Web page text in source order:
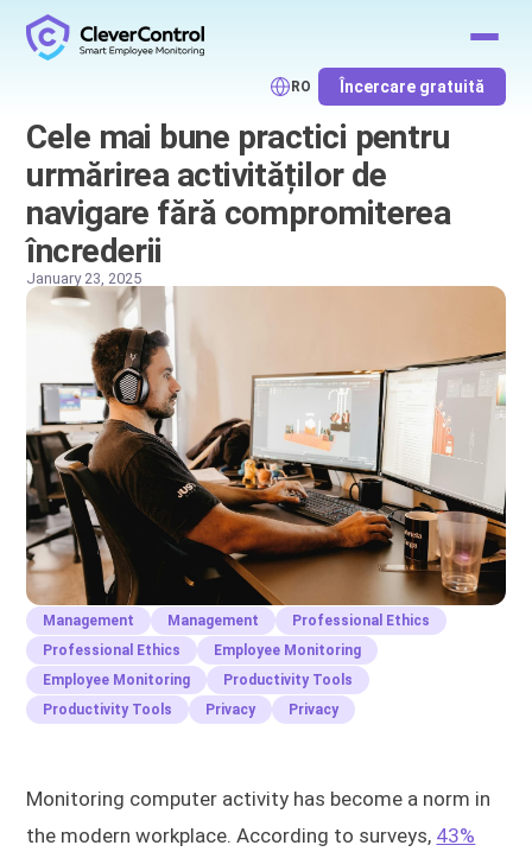
RO Încercare gratuită
Cele mai bune practici pentru
urmărirea activităților de
navigare fără compromiterea
încrederii
January 23, 2025
Management Management
Professional Ethics
Professional Ethics
Employee Monitoring
Employee Monitoring
Productivity Tools
Productivity Tools
Privacy Privacy
Monitoring computer activity has become a norm in
the modern workplace. According to surveys, 43%